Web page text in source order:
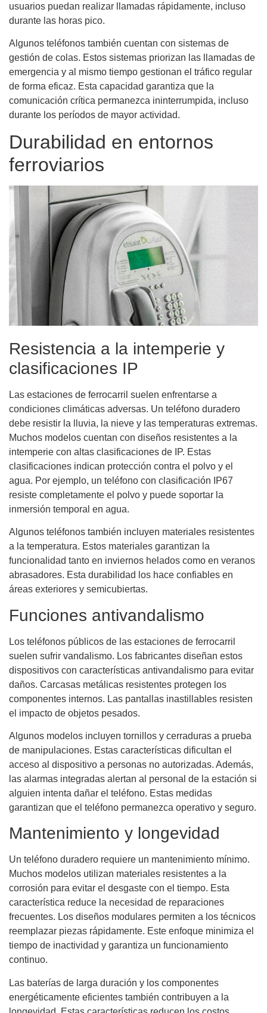
usuarios puedan realizar llamadas rápidamente, incluso
durante las horas pico.
Algunos teléfonos también cuentan con sistemas de
gestión de colas. Estos sistemas priorizan las llamadas de
emergencia y al mismo tiempo gestionan el tráfico regular
de forma eficaz. Esta capacidad garantiza que la
comunicación crítica permanezca ininterrumpida, incluso
durante los períodos de mayor actividad.
Durabilidad en entornos
ferroviarios
Resistencia a la intemperie y
clasificaciones IP
Las estaciones de ferrocarril suelen enfrentarse a
condiciones climáticas adversas. Un teléfono duradero
debe resistir la lluvia, la nieve y las temperaturas extremas.
Muchos modelos cuentan con diseños resistentes a la
intemperie con altas clasificaciones de IP. Estas
clasificaciones indican protección contra el polvo y el
agua. Por ejemplo, un teléfono con clasificación IP67
resiste completamente el polvo y puede soportar la
inmersión temporal en agua.
Algunos teléfonos también incluyen materiales resistentes
a la temperatura. Estos materiales garantizan la
funcionalidad tanto en inviernos helados como en veranos
abrasadores. Esta durabilidad los hace confiables en
áreas exteriores y semicubiertas.
Funciones antivandalismo
Los teléfonos públicos de las estaciones de ferrocarril
suelen sufrir vandalismo. Los fabricantes diseñan estos
dispositivos con características antivandalismo para evitar
daños. Carcasas metálicas resistentes protegen los
componentes internos. Las pantallas inastillables resisten
el impacto de objetos pesados.
Algunos modelos incluyen tornillos y cerraduras a prueba
de manipulaciones. Estas características dificultan el
acceso al dispositivo a personas no autorizadas. Además,
las alarmas integradas alertan al personal de la estación si
alguien intenta dañar el teléfono. Estas medidas
garantizan que el teléfono permanezca operativo y seguro.
Mantenimiento y longevidad
Un teléfono duradero requiere un mantenimiento mínimo.
Muchos modelos utilizan materiales resistentes a la
corrosión para evitar el desgaste con el tiempo. Esta
característica reduce la necesidad de reparaciones
frecuentes. Los diseños modulares permiten a los técnicos
reemplazar piezas rápidamente. Este enfoque minimiza el
tiempo de inactividad y garantiza un funcionamiento
continuo.
Las baterías de larga duración y los componentes
energéticamente eficientes también contribuyen a la